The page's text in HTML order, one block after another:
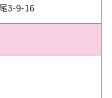
3-9-16